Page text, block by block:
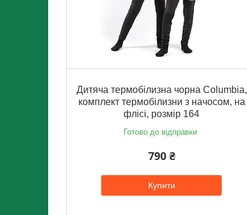
Дитяча термобілизна чорна Columbia,
комплект термобілизни з начосом, на
флісі, розмір 164
Готово до відправки
790 ₴
Купити